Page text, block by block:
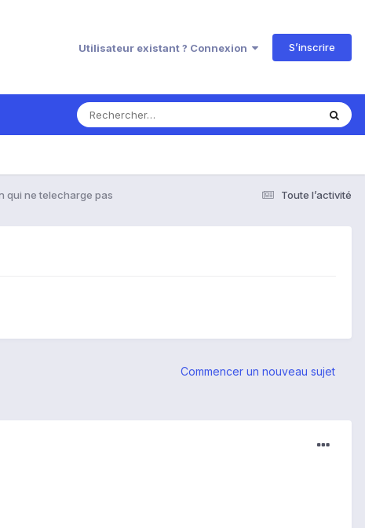
Utilisateur existant ? Connexion S’inscrire
Toute l’activité
qui ne telecharge pas
Commencer un nouveau sujet